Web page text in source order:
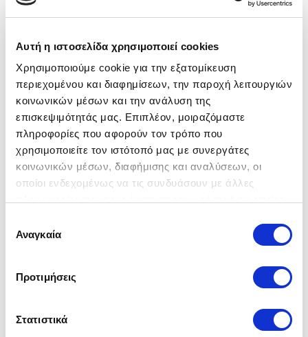
Αυτή η ιστοσελίδα χρησιμοποιεί cookies
Χρησιμοποιούμε cookie για την εξατομίκευση
περιεχομένου και διαφημίσεων, την παροχή λειτουργιών
κοινωνικών μέσων και την ανάλυση της
επισκεψιμότητάς μας. Επιπλέον, μοιραζόμαστε
πληροφορίες που αφορούν τον τρόπο που
χρησιμοποιείτε τον ιστότοπό μας με συνεργάτες
κοινωνικών μέσων, διαφήμισης και αναλύσεων, οι
οποίοι ενδεχομένως να τις συνδυάσουν με άλλες
των υπηρεσιών τους.
συγκατάθεσης
Αναγκαία
Προτιμήσεις
Στατιστικά